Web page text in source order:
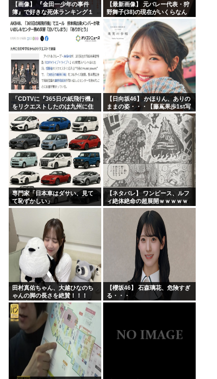
【画像】 『金田一少年の事件
簿』で好きな死体ランキング１
位がこちら！
【最新画像】 元バレー代表・狩
野舞子(38)の現在がいくらなん
でも即ハボすぎる！
「CDTVに『365日の紙飛行機』
をリクエストしたのは九州に住
む中学生」←この事実って結構
デカいよな【AKB48】
【日向坂46】 かほりん、ありの
ままの姿・・・【藤嶌果歩1st写
真集】
専門家「日本車はダサい、見て
て恥ずかしい」
【ネタバレ】 ワンピース、ルフ
ィ絶体絶命の超展開ｗｗｗｗｗ
ｗｗｗｗｗｗｗｗｗｗｗｗｗｗ
ｗｗｗｗｗｗｗｗｗｗｗｗｗｗ
ｗｗｗｗｗｗｗｗｗｗｗｗ...
田村真佑ちゃん、大越ひなのち
ゃんの脚の長さを絶賛！！！
【乃木坂46】
【櫻坂46】 石森璃花、危険すぎ
る・・・